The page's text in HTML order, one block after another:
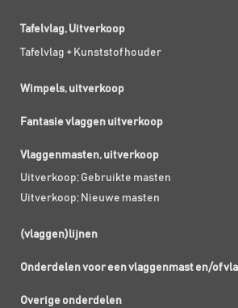
Tafelvlag, Uitverkoop
Tafelvlag + Kunststof houder
Wimpels, uitverkoop
Fantasie vlaggen uitverkoop
Vlaggenmasten, uitverkoop
Uitverkoop; Gebruikte masten
Uitverkoop; Nieuwe masten
(vlaggen)lijnen
Onderdelen voor een vlaggenmast en/of
Overige onderdelen